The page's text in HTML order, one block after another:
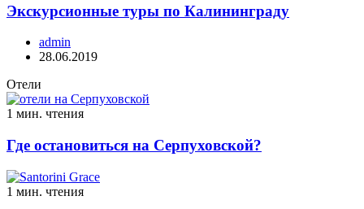
Экскурсионные туры по Калининграду
admin
28.06.2019
Отели
1 мин. чтения
Где остановиться на Серпуховской?
1 мин. чтения